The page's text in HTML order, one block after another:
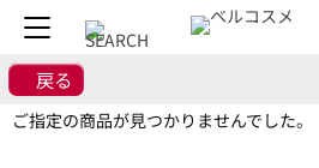
戻る
ご指定の商品が見つかりませんでした。